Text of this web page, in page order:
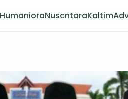
HumanioraNusantaraKaltim